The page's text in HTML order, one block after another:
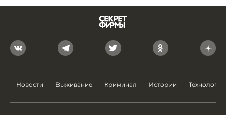
Новости Выживание Криминал Истории Технологии